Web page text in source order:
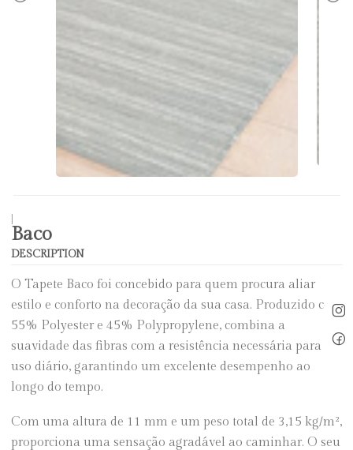
Baco
DESCRIPTION
O Tapete Baco foi concebido para quem procura aliar
estilo e conforto na decoração da sua casa. Produzido com
55% Polyester e 45% Polypropylene, combina a
suavidade das fibras com a resistência necessária para o
uso diário, garantindo um excelente desempenho ao
longo do tempo.
Com uma altura de 11 mm e um peso total de 3,15 kg/m²,
proporciona uma sensação agradável ao caminhar. O seu